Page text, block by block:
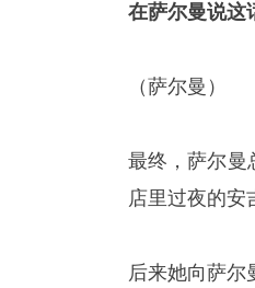
在萨尔曼说
（萨尔曼）
最终，萨尔曼
店里过夜的安
后来她向萨尔